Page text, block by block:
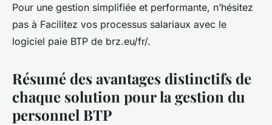
Pour une gestion simplifiée et performante, n’hésitez
pas à Facilitez vos processus salariaux avec le
logiciel paie BTP de brz.eu/fr/.
Résumé des avantages distinctifs de
chaque solution pour la gestion du
personnel BTP